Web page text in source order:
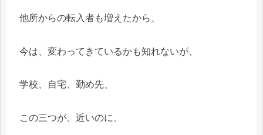
他所からの転入者も増えたから、
今は、変わってきているかも知れないが、
学校、自宅、勤め先、
この三つが、近いのに、